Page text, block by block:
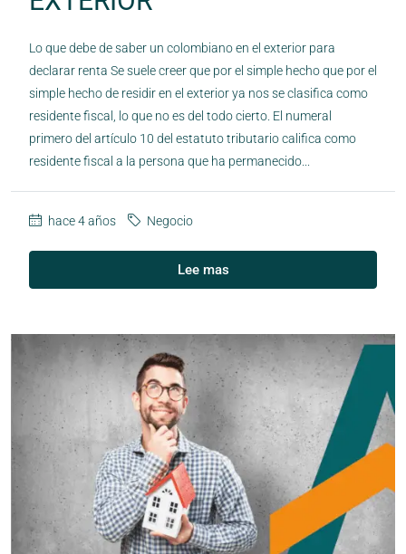
Lo que debe de saber un colombiano en el exterior para
declarar renta Se suele creer que por el simple hecho que por el
simple hecho de residir en el exterior ya nos se clasifica como
residente fiscal, lo que no es del todo cierto. El numeral
primero del artículo 10 del estatuto tributario califica como
residente fiscal a la persona que ha permanecido...
hace 4 años Negocio
Lee mas